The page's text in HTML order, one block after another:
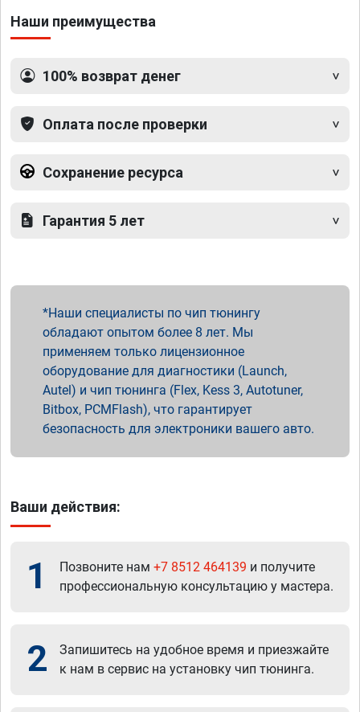
Наши преимущества
100% возврат денег
Оплата после проверки
Сохранение ресурса
Гарантия 5 лет
Наши специалисты по чип тюнингу
обладают опытом более 8 лет. Мы
применяем только лицензионное
оборудование для диагностики (Launch,
Autel) и чип тюнинга (Flex, Kess 3, Autotuner,
Bitbox, PCMFlash), что гарантирует
безопасность для электроники вашего авто.
Ваши действия:
1 Позвоните нам +7 8512 464139 и получите
профессиональную консультацию у мастера.
2
Запишитесь на удобное время и приезжайте
к нам в сервис на установку чип тюнинга.